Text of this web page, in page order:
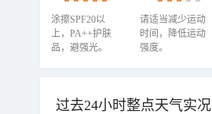
涂擦SPF20以
上，PA++护肤
品，避强光。
请适当减少运动
时间，降低运动
强度。
过去24小时整点天气实况